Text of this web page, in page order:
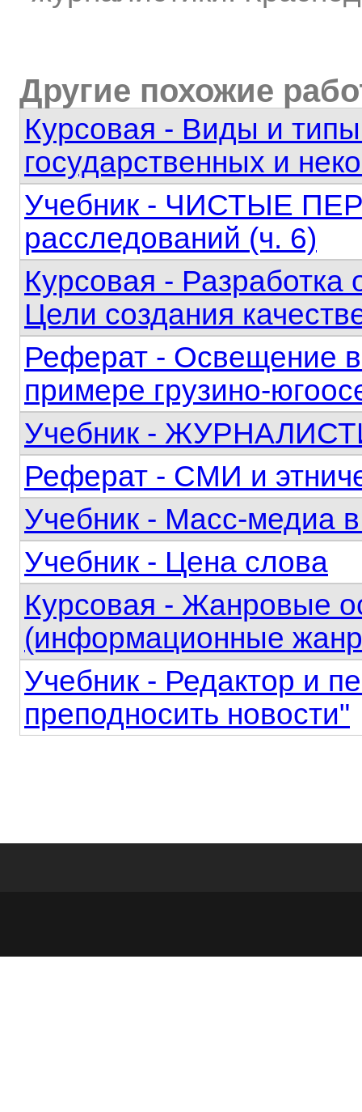
Другие похожие
Курсовая - Виды и
государственных и
Учебник - ЧИСТЫЕ
расследований (ч. 6)
Курсовая -
Цели создания
Реферат - Освещение
примере грузино-
Учебник -
Реферат - СМИ и
Учебник - Масс-медиа в
Учебник - Цена слова
Курсовая - Жанровые
(информационные
Учебник - Редактор и
преподносить новости"